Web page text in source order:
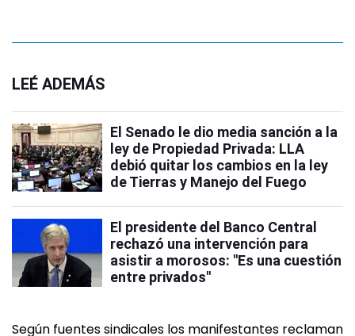
LEÉ ADEMÁS
El Senado le dio media sanción a la
ley de Propiedad Privada: LLA
debió quitar los cambios en la ley
de Tierras y Manejo del Fuego
El presidente del Banco Central
rechazó una intervención para
asistir a morosos: "Es una cuestión
entre privados"
Según fuentes sindicales los manifestantes reclaman